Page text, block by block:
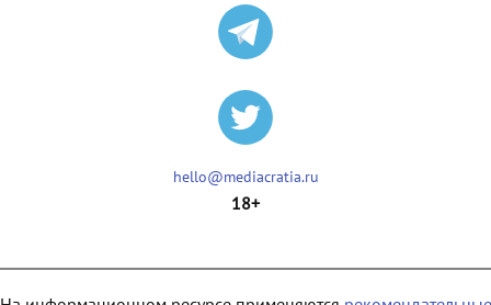
hello@mediacratia.ru
18+